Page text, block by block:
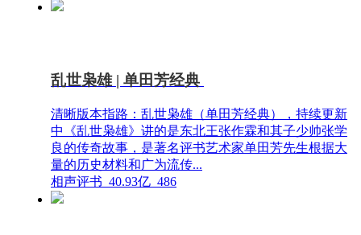
乱世枭雄 | 单田芳经典
清晰版本指路：乱世枭雄（单田芳经典），持续更新
中《乱世枭雄》讲的是东北王张作霖和其子少帅张学
良的传奇故事，是著名评书艺术家单田芳先生根据大
量的历史材料和广为流传...
相声评书 40.93亿 486